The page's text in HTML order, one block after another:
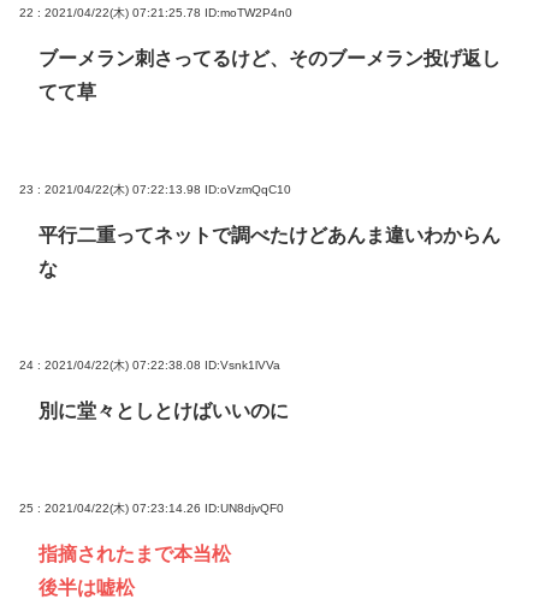
22 : 2021/04/22(木) 07:21:25.78 ID:moTW2P4n0
ブーメラン刺さってるけど、そのブーメラン投げ返し
てて草
23 : 2021/04/22(木) 07:22:13.98 ID:oVzmQqC10
平行二重ってネットで調べたけどあんま違いわからん
な
24 : 2021/04/22(木) 07:22:38.08 ID:Vsnk1lVVa
別に堂々としとけばいいのに
25 : 2021/04/22(木) 07:23:14.26 ID:UN8djvQF0
指摘されたまで本当松
後半は嘘松